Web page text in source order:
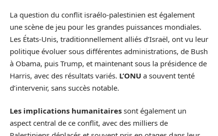
La question du conflit israélo-palestinien est également
une scène de jeu pour les grandes puissances mondiales.
Les États-Unis, traditionnellement alliés d’Israël, ont vu leur
politique évoluer sous différentes administrations, de Bush
à Obama, puis Trump, et maintenant sous la présidence de
Harris, avec des résultats variés. L’ONU a souvent tenté
d’intervenir, sans succès notable.
Les implications humanitaires sont également un
aspect central de ce conflit, avec des milliers de